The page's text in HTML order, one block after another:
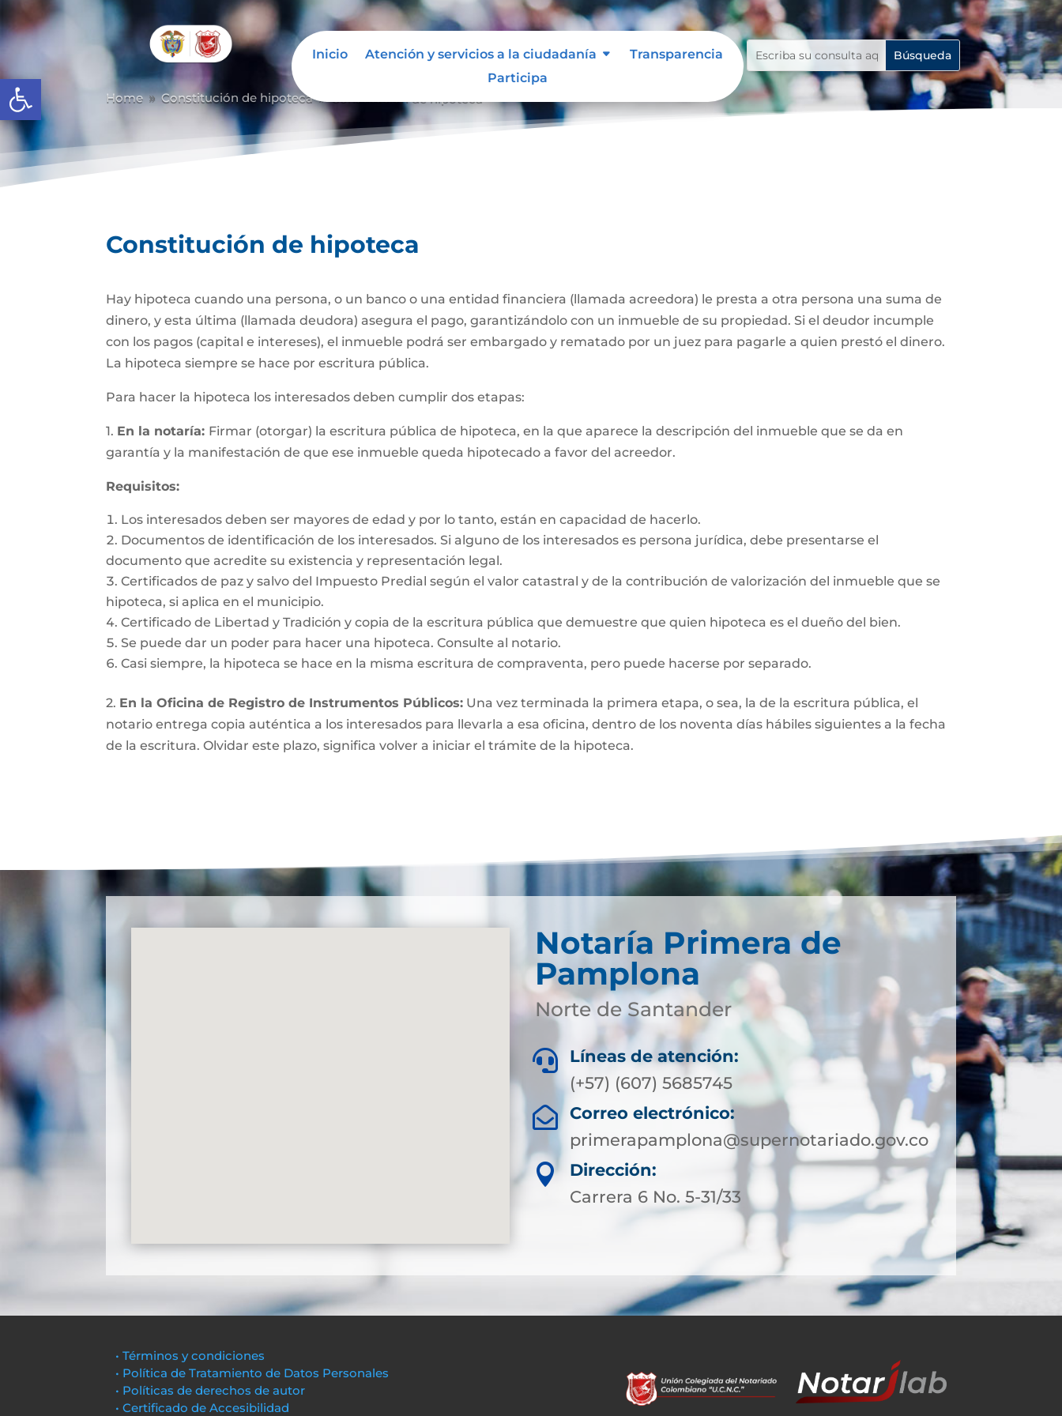
Abrir barra de herramientas
Inicio Atención y servicios a la ciudadanía
Transparencia
Participa
Home 9 Constitución de hipoteca 9
Constitución de hipoteca
Hay hipoteca cuando una persona, o un banco o una entidad financiera (llamada acreedora) le presta a otra persona una suma de
dinero, y esta última (llamada deudora) asegura el pago, garantizándolo con un inmueble de su propiedad. Si el deudor incumple
con los pagos (capital e intereses), el inmueble podrá ser embargado y rematado por un juez para pagarle a quien prestó el dinero.
La hipoteca siempre se hace por escritura pública.
Para hacer la hipoteca los interesados deben cumplir dos etapas:
1. En la notaría: Firmar (otorgar) la escritura pública de hipoteca, en la que aparece la descripción del inmueble que se da en
garantía y la manifestación de que ese inmueble queda hipotecado a favor del acreedor.
Requisitos:
Los interesados deben ser mayores de edad y por lo tanto, están en capacidad de hacerlo.
Documentos de identificación de los interesados. Si alguno de los interesados es persona jurídica, debe presentarse el
documento que acredite su existencia y representación legal.
Certificados de paz y salvo del Impuesto Predial según el valor catastral y de la contribución de valorización del inmueble que se
hipoteca, si aplica en el municipio.
Certificado de Libertad y Tradición y copia de la escritura pública que demuestre que quien hipoteca es el dueño del bien.
Se puede dar un poder para hacer una hipoteca. Consulte al notario.
Casi siempre, la hipoteca se hace en la misma escritura de compraventa, pero puede hacerse por separado.
2. En la Oficina de Registro de Instrumentos Públicos: Una vez terminada la primera etapa, o sea, la de la escritura pública, el
notario entrega copia auténtica a los interesados para llevarla a esa oficina, dentro de los noventa días hábiles siguientes a la fecha
de la escritura. Olvidar este plazo, significa volver a iniciar el trámite de la hipoteca.
Notaría Primera de
Pamplona
Norte de Santander

Líneas de atención:
(+57) (607) 5685745

Correo electrónico:
primerapamplona@supernotariado.gov.co

Dirección:
Carrera 6 No. 5-31/33
• Términos y condiciones
• Política de Tratamiento de Datos Personales
• Políticas de derechos de autor
• Certificado de Accesibilidad